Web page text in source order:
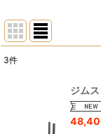
3件
ジム